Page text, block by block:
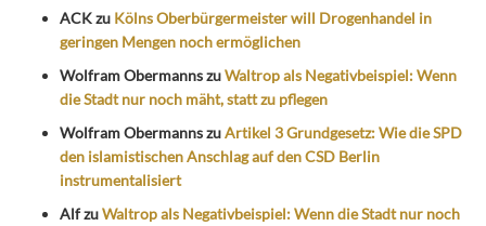
ACKzu Kölns Oberbürgermeister will Drogenhandel in
geringen Mengen noch ermöglichen
Wolfram ObermannszuWaltrop als Negativbeispiel: Wenn
die Stadt nur noch mäht, statt zu pflegen
Wolfram ObermannszuArtikel 3 Grundgesetz: Wie die SPD
den islamistischen Anschlag auf den CSD Berlin
instrumentalisiert
AlfzuWaltrop als Negativbeispiel: Wenn die Stadt nur noch